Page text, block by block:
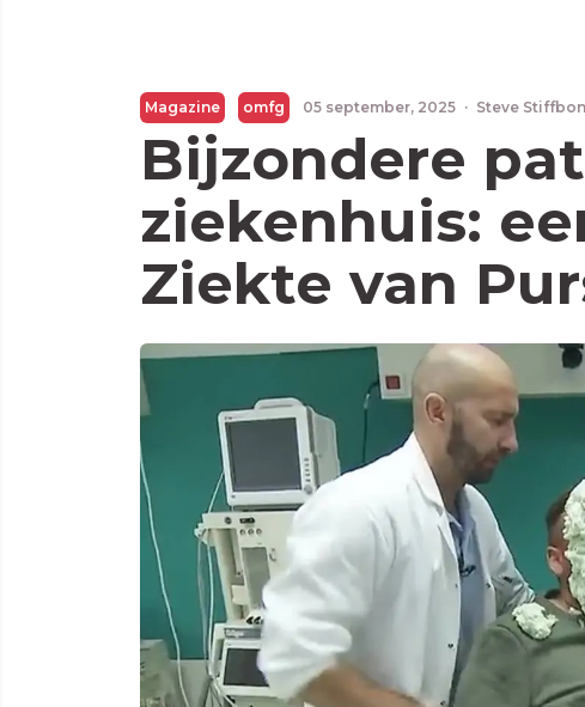
Magazine omfg 05 september, 2025 · Steve
Bijzondere
ziekenhuis:
Ziekte van